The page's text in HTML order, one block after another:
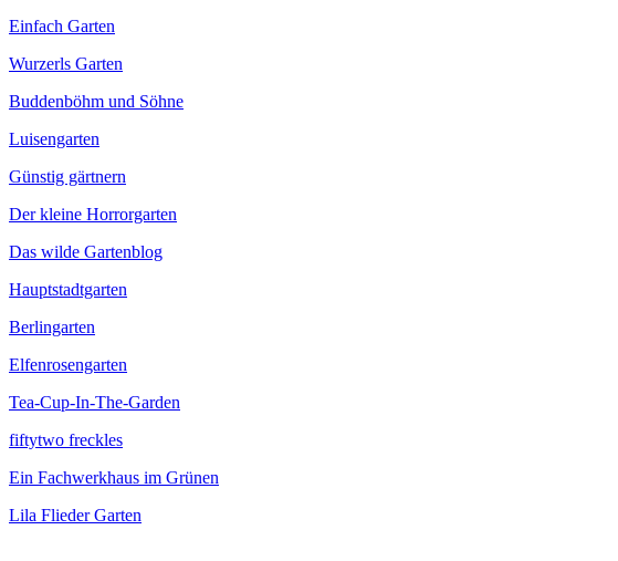
Einfach Garten
Wurzerls Garten
Buddenböhm und Söhne
Luisengarten
Günstig gärtnern
Der kleine Horrorgarten
Das wilde Gartenblog
Hauptstadtgarten
Berlingarten
Elfenrosengarten
Tea-Cup-In-The-Garden
fiftytwo freckles
Ein Fachwerkhaus im Grünen
Lila Flieder Garten